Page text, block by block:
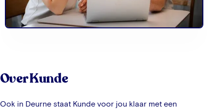
Over Kunde
Ook in Deurne staat Kunde voor jou klaar met een